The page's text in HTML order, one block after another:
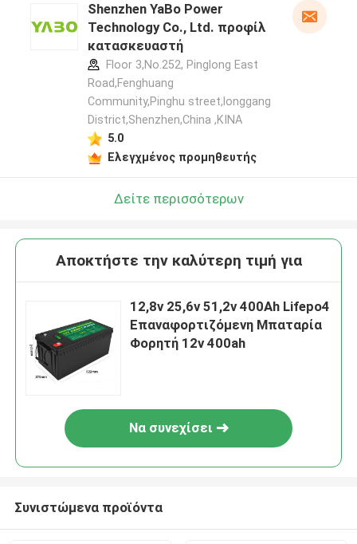
Shenzhen YaBo Power
Technology Co., Ltd. προφίλ
κατασκευαστή
Floor 3,No.252, Pinglong East
Road,Fenghuang
Community,Pinghu street,longgang
District,Shenzhen,China ,ΚΙΝΑ
5.0
Ελεγχμένος προμηθευτής
Δείτε περισσότερων
Αποκτήστε την καλύτερη τιμή για
12,8v 25,6v 51,2v 400Ah Lifepo4
Επαναφορτιζόμενη Μπαταρία
Φορητή 12v 400ah
Να συνεχίσει
Συνιστώμενα προϊόντα